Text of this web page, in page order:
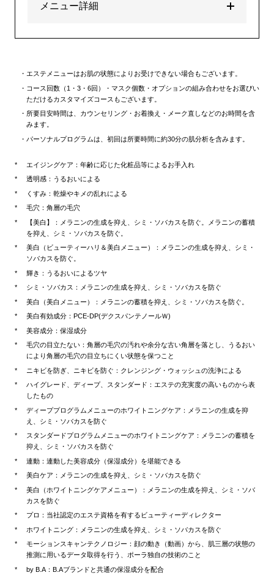
メニュー詳細
エステメニューはお肌の状態によりお受けできない場合もございます。
コース回数（1・3・6回）・マスク個数・オプションの組み合わせをお選びい
ただけるカスタマイズコースもございます。
所要目安時間は、カウンセリング・お着換え・メーク直しなどのお時間を含
みます。
パーソナルプログラムは、初回は所要時間に約30分の肌分析を含みます。
エイジングケア：年齢に応じた化粧品等によるお手入れ
透明感：うるおいによる
くすみ：乾燥やキメの乱れによる
毛穴：角層の毛穴
【美白】：メラニンの生成を抑え、シミ・ソバカスを防ぐ。メラニンの蓄積
を抑え、シミ・ソバカスを防ぐ。
美白（ビューティーハリ＆美白メニュー）：メラニンの生成を抑え、シミ・
ソバカスを防ぐ。
輝き：うるおいによるツヤ
シミ・ソバカス：メラニンの生成を抑え、シミ・ソバカスを防ぐ
美白（美白メニュー）：メラニンの蓄積を抑え、シミ・ソバカスを防ぐ。
美白有効成分：PCE-DP(デクスパンテノールＷ)
美容成分：保湿成分
毛穴の目立たない：角層の毛穴の汚れや余分な古い角層を落とし、うるおい
により角層の毛穴の目立ちにくい状態を保つこと
ニキビを防ぎ、ニキビを防ぐ：クレンジング・ウォッシュの洗浄による
ハイグレード、ディープ、スタンダード：エステの充実度の高いものから表
したもの
ディーププログラムメニューのホワイトニングケア：メラニンの生成を抑
え、シミ・ソバカスを防ぐ
スタンダードプログラムメニューのホワイトニングケア：メラニンの蓄積を
抑え、シミ・ソバカスを防ぐ
連動：連動した美容成分（保湿成分）を堪能できる
美白ケア：メラニンの生成を抑え、シミ・ソバカスを防ぐ
美白（ホワイトニングケアメニュー）：メラニンの生成を抑え、シミ・ソバ
カスを防ぐ
プロ：当社認定のエステ資格を有するビューティーディレクター
ホワイトニング：メラニンの生成を抑え、シミ・ソバカスを防ぐ
モーションスキャンテクノロジー：顔の動き（動画）から、肌三層の状態の
推測に用いるデータ取得を行う、ポーラ独自の技術のこと
by B.A：B.Aブランドと共通の保湿成分を配合